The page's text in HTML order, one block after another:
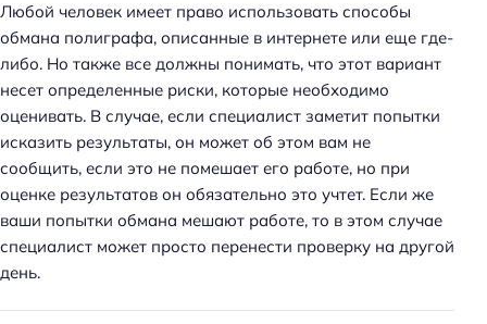
Любой человек имеет право использовать способы
обмана полиграфа, описанные в интернете или еще где-
либо. Но также все должны понимать, что этот вариант
несет определенные риски, которые необходимо
оценивать. В случае, если специалист заметит попытки
исказить результаты, он может об этом вам не
сообщить, если это не помешает его работе, но при
оценке результатов он обязательно это учтет. Если же
ваши попытки обмана мешают работе, то в этом случае
специалист может просто перенести проверку на другой
день.